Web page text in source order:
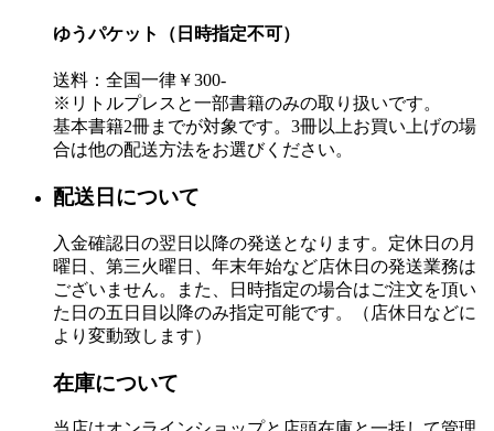
ゆうパケット（日時指定不可）
送料：全国一律￥300-
※リトルプレスと一部書籍のみの取り扱いです。
基本書籍2冊までが対象です。3冊以上お買い上げの場
合は他の配送方法をお選びください。
配送日について
入金確認日の翌日以降の発送となります。定休日の月
曜日、第三火曜日、年末年始など店休日の発送業務は
ございません。また、日時指定の場合はご注文を頂い
た日の五日目以降のみ指定可能です。（店休日などに
より変動致します）
在庫について